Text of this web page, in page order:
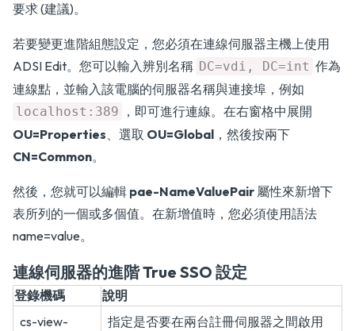
要求 (建議)。
若要變更進階組態設定，您必須在連線伺服器主機上使用
ADSI Edit。您可以輸入辨別名稱 DC=vdi, DC=int 作為
連線點，並輸入該電腦的伺服器名稱與連接埠，例如
localhost:389
，即可進行連線。在右窗格中展開
OU=Properties、選取 OU=Global ，然後按兩下
CN=Common。
然後，您就可以編輯 pae-NameValuePair 屬性來新增下
表所列的一個或多個值。在新增值時，您必須使用語法
name=value。
連線伺服器的進階 True SSO 設定
登錄機碼
說明
cs-view-
指定是否要在兩台註冊伺服器之間啟用